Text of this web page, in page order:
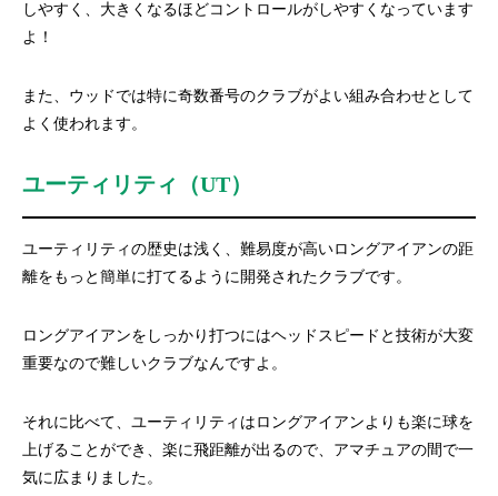
しやすく、大きくなるほどコントロールがしやすくなっています
よ！
また、ウッドでは特に奇数番号のクラブがよい組み合わせとして
よく使われます。
ユーティリティ（UT）
ユーティリティの歴史は浅く、難易度が高いロングアイアンの距
離をもっと簡単に打てるように開発されたクラブです。
ロングアイアンをしっかり打つにはヘッドスピードと技術が大変
重要なので難しいクラブなんですよ。
それに比べて、ユーティリティはロングアイアンよりも楽に球を
上げることができ、楽に飛距離が出るので、アマチュアの間で一
気に広まりました。